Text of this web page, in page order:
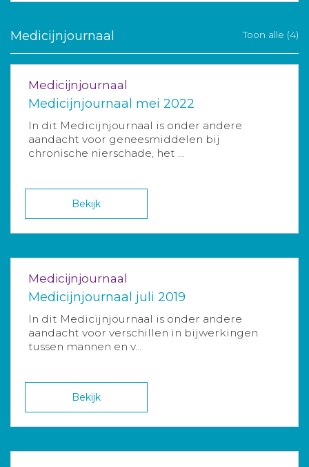
Medicijnjournaal Toon alle (4)
Medicijnjournaal
Medicijnjournaal mei 2022
In dit Medicijnjournaal is onder andere
aandacht voor geneesmiddelen bij
chronische nierschade, het ...
Bekijk
Medicijnjournaal
Medicijnjournaal juli 2019
In dit Medicijnjournaal is onder andere
aandacht voor verschillen in bijwerkingen
tussen mannen en v...
Bekijk